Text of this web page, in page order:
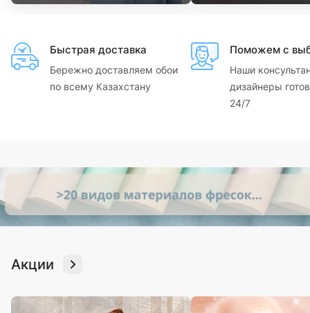
Быстрая доставка
Бережно доставляем обои
по всему Казахстану
Поможем с
Наши
дизайнеры
24/7
Акции